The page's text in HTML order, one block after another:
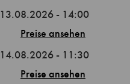
13.08.2026 - 14:00
Preise
14.08.2026 - 11:30
Preise